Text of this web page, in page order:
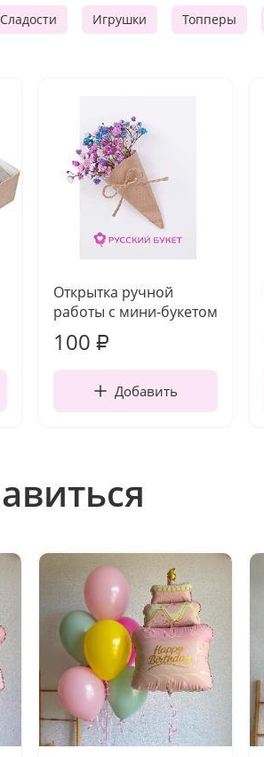
Сладости Игрушки Топперы
Открытка ручной
работы с мини-букетом
100 ₽
Добавить